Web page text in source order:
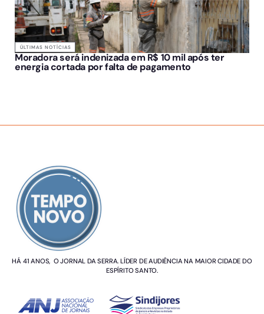
ÚLTIMAS NOTÍCIAS
Moradora será indenizada em R$ 10 mil após ter
energia cortada por falta de pagamento
HÁ 41 ANOS, O JORNAL DA SERRA. LÍDER DE AUDIÊNCIA NA MAIOR CIDADE DO
ESPÍRITO SANTO.